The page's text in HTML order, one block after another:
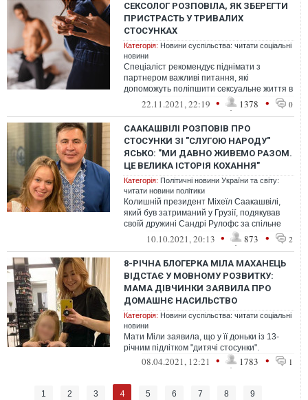
СЕКСОЛОГ РОЗПОВІЛА, ЯК ЗБЕРЕГТИ
ПРИСТРАСТЬ У ТРИВАЛИХ
СТОСУНКАХ
Категорія: Новини суспільства: читати соціальні
новини
Спеціаліст рекомендує піднімати з
партнером важливі питання, які
допоможуть поліпшити сексуальне життя в
парі.22.11.2021, 22:19 • 1378 • 0
СААКАШВІЛІ РОЗПОВІВ ПРО
СТОСУНКИ ЗІ "СЛУГОЮ НАРОДУ"
ЯСЬКО: "МИ ДАВНО ЖИВЕМО РАЗОМ.
ЦЕ ВЕЛИКА ІСТОРІЯ КОХАННЯ"
Категорія: Політичні новини України та світу:
читати новини політики
Колишній президент Міхеїл Саакашвілі,
який був затриманий у Грузії, подякував
своїй дружині Сандрі Рулофс за спільне
життя і заявив, що з Єлизаветою Я...
10.10.2021, 20:13 • 873 • 2
8-РІЧНА БЛОГЕРКА МІЛА МАХАНЕЦЬ
ВІДСТАЄ У МОВНОМУ РОЗВИТКУ:
МАМА ДІВЧИНКИ ЗАЯВИЛА ПРО
ДОМАШНЄ НАСИЛЬСТВО
Категорія: Новини суспільства: читати соціальні
новини
Мати Міли заявила, що у її доньки із 13-
річним підлітком "дитячі стосунки".
08.04.2021, 12:21 • 1783 • 1
1 2 3 4 5 6 7 8 9